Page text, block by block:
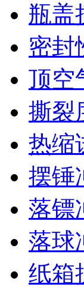
瓶盖
密封
顶空
撕裂
热缩
摆锤
落镖
落球
纸箱